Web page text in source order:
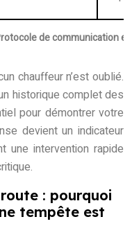
de communication
chauffeur n’est oublié.
historique complet des
pour démontrer votre
devient un indicateur
une intervention rapide
: pourquoi
tempête est